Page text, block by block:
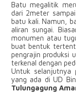
Batu megalitik
dari 2meter
batu kali. Namun,
aliran sungai.
monumen atau
buat bentuk
pengrajin produksi
terkenal dengan
Untuk selanjutnya
yang ada di UD
Tulungagung